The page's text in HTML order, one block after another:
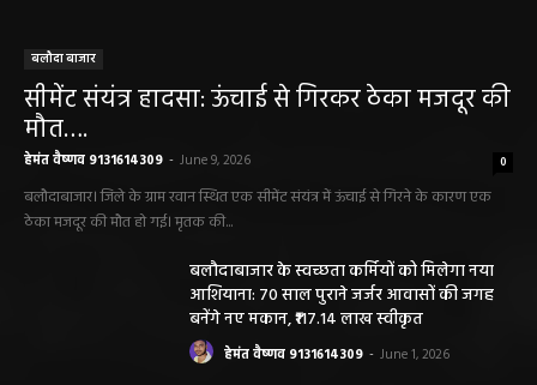
बलौदा बाजार
सीमेंट संयंत्र हादसा: ऊंचाई से गिरकर ठेका मजदूर की
मौत….
हेमंत वैष्णव 9131614309 - June 9, 2026 0
बलौदाबाजार। जिले के ग्राम रवान स्थित एक सीमेंट संयंत्र में ऊंचाई से गिरने के कारण एक
ठेका मजदूर की मौत हो गई। मृतक की...
बलौदाबाजार के स्वच्छता कर्मियों को मिलेगा नया
आशियाना: 70 साल पुराने जर्जर आवासों की जगह
बनेंगे नए मकान, ₹117.14 लाख स्वीकृत
हेमंत वैष्णव 9131614309 - June 1, 2026